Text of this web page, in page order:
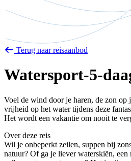
Terug naar reisaanbod
Watersport-5-
Voel de wind door je haren, de zon op
vrijheid op het water tijdens deze
Het wordt een vakantie om nooit te
Over deze reis
Wil je onbeperkt zeilen, suppen bij
natuur? Of ga je liever waterskiën,